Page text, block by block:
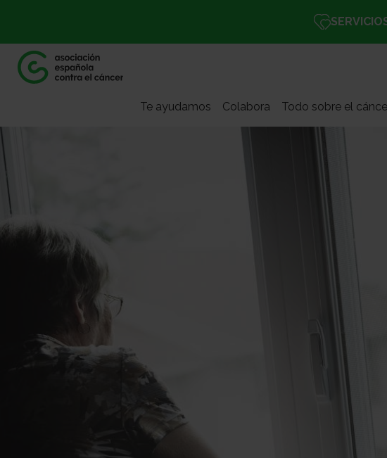
Te ayudamos Colabora Todo sobre el